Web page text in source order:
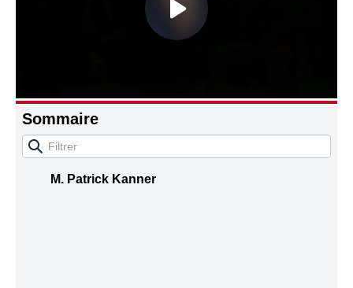
Sommaire
M. Patrick Kanner